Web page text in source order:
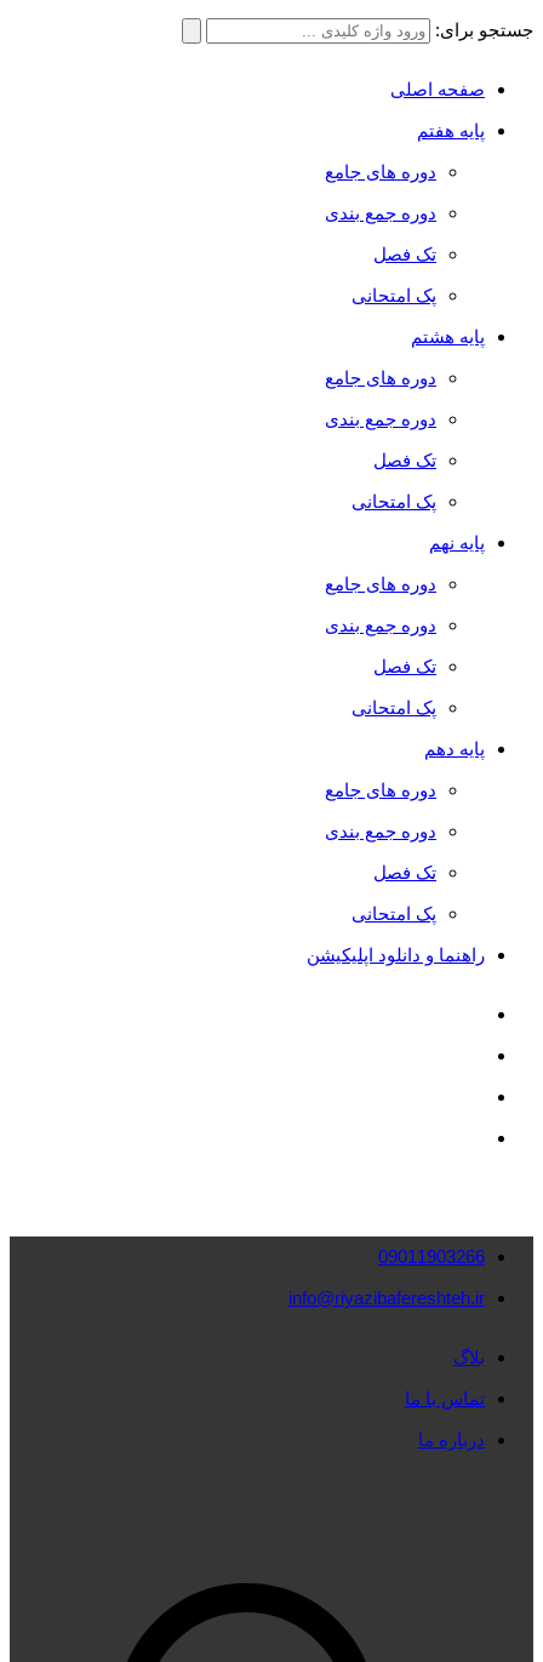
جستجو برای:
صفحه اصلی
پایه هفتم
دوره های جامع
دوره جمع بندی
تک فصل
پک امتحانی
پایه هشتم
دوره های جامع
دوره جمع بندی
تک فصل
پک امتحانی
پایه نهم
دوره های جامع
دوره جمع بندی
تک فصل
پک امتحانی
پایه دهم
دوره های جامع
دوره جمع بندی
تک فصل
پک امتحانی
راهنما و دانلود اپلیکیشن
09011903266
info@riyazibafereshteh.ir
بلاگ
تماس با ما
درباره ما